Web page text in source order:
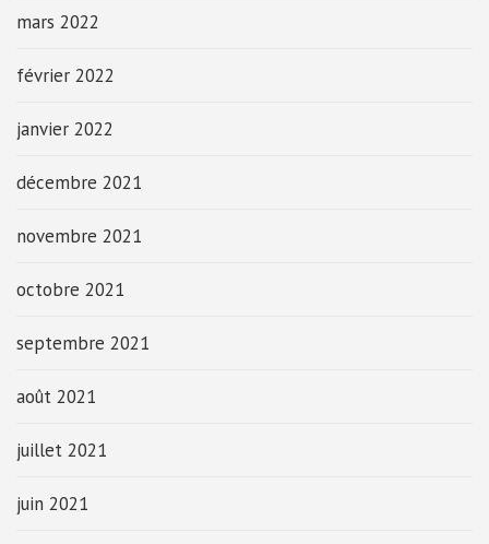
mars 2022
février 2022
janvier 2022
décembre 2021
novembre 2021
octobre 2021
septembre 2021
août 2021
juillet 2021
juin 2021